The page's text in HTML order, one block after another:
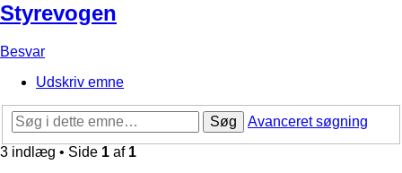
Styrevogen
Besvar
Udskriv emne
Søg
Avanceret søgning
3 indlæg • Side 1 af 1